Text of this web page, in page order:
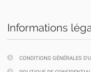
Informations
CONDITIONS GÉNÉRALES